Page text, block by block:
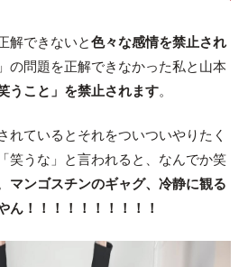
解できないと色々な感情を禁止され
の問題を正解できなかった私と山本
うこと」を禁止されます。
れているとそれをついついやりたく
笑うな」と言われると、なんでか笑
マンゴスチンのギャグ、冷静に観る
ん！！！！！！！！！！